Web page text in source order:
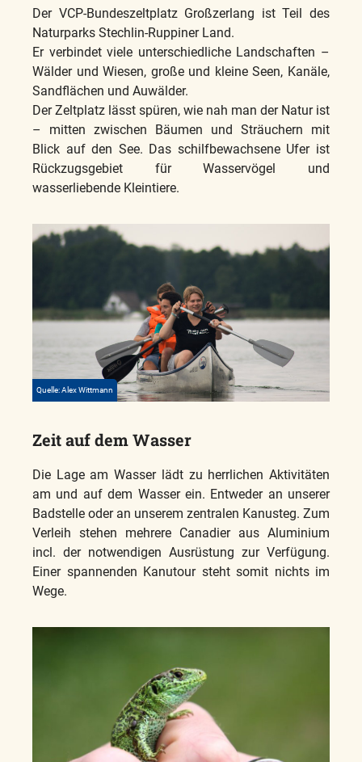
Der VCP-Bundeszeltplatz Großzerlang ist Teil des
Naturparks Stechlin-Ruppiner Land.
Er verbindet viele unterschiedliche Landschaften –
Wälder und Wiesen, große und kleine Seen, Kanäle,
Sandflächen und Auwälder.
Der Zeltplatz lässt spüren, wie nah man der Natur ist
– mitten zwischen Bäumen und Sträuchern mit
Blick auf den See. Das schilfbewachsene Ufer ist
Rückzugsgebiet für Wasservögel und
wasserliebende Kleintiere.
Quelle: Alex Wittmann
Zeit auf dem Wasser
Die Lage am Wasser lädt zu herrlichen Aktivitäten
am und auf dem Wasser ein. Entweder an unserer
Badstelle oder an unserem zentralen Kanusteg. Zum
Verleih stehen mehrere Canadier aus Aluminium
incl. der notwendigen Ausrüstung zur Verfügung.
Einer spannenden Kanutour steht somit nichts im
Wege.